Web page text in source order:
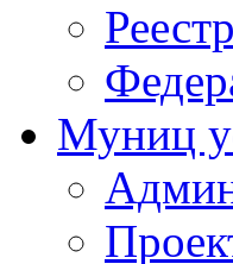
Муниц